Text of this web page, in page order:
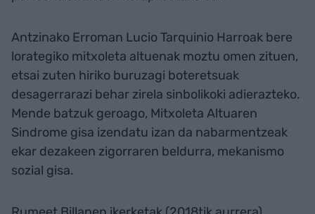
Antzinako Erroman Lucio Tarquinio Harroak bere
lorategiko mitxoleta altuenak moztu omen zituen,
etsai zuten hiriko buruzagi boteretsuak
desagerrarazi behar zirela sinbolikoki adierazteko.
Mende batzuk geroago, Mitxoleta Altuaren
Sindrome gisa izendatu izan da nabarmentzeak
ekar dezakeen zigorraren beldurra, mekanismo
sozial gisa.